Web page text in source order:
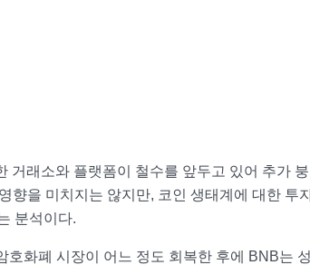
거래소와 플랫폼이 철수를 앞두고 있어 추가
향을 미치지는 않지만, 코인 생태계에 대한 투
분석이다.
호화폐 시장이 어느 정도 회복한 후에 BNB는